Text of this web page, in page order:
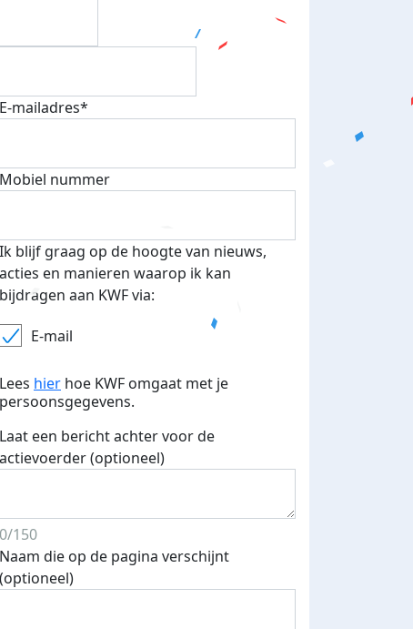
op social
ontvangen
E-mailadres*
Mobiel nummer
Ik blijf graag op de hoogte van nieuws,
acties en manieren waarop ik kan
bijdragen aan KWF via:
E-mail
Lees hier hoe KWF omgaat met je
persoonsgegevens.
Laat een bericht achter voor de
actievoerder (optioneel)
0/150
Naam die op de pagina verschijnt
(optioneel)